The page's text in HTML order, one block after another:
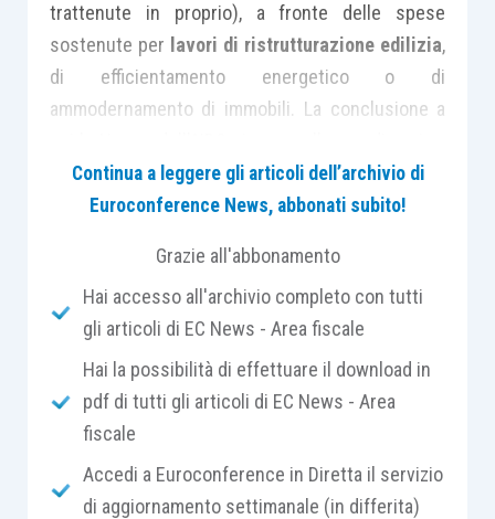
trattenute in proprio), a fronte delle spese
sostenute per lavori di ristrutturazione edilizia,
di efficientamento energetico o di
ammodernamento di immobili. La conclusione a
è chele detrazioni d’imposta , proprio in quanto
tali – e perciò quali componenti aventi unanatura
dell’imposta sul reddito a cui afferiscono
infatti, si collegano inscindibilmente con segno
negativo (poiché sono dirette a diminuirne
l’importo lordo liquidato) – sono da ritenersi
sempre escluse dalla base imponibiledelle
imposte sul reddito dell’impresa stessa.
Tale conclusione rimane invariata rispetto:
Continua a leggere gli articoli dell’archivio di
Euroconference News, abbonati subito!
Grazie all'abbonamento
Hai accesso all'archivio completo con tutti
gli articoli di EC News - Area fiscale
Hai la possibilità di effettuare il download in
pdf di tutti gli articoli di EC News - Area
fiscale
Accedi a Euroconference in Diretta il servizio
di aggiornamento settimanale (in differita)